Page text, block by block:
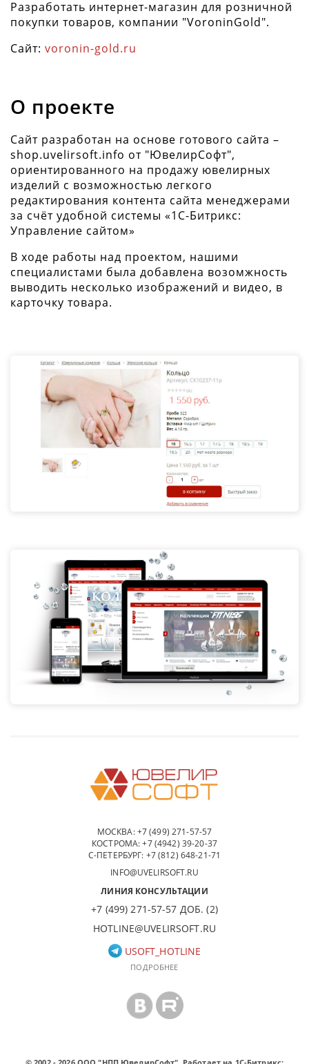
Разработать интернет-магазин для розничной
покупки товаров, компании "VoroninGold".
Сайт: voronin-gold.ru
О проекте
Сайт разработан на основе готового сайта –
shop.uvelirsoft.info от "ЮвелирСофт",
ориентированного на продажу ювелирных
изделий с возможностью легкого
редактирования контента сайта менеджерами
за счёт удобной системы «1С-Битрикс:
Управление сайтом»
В ходе работы над проектом, нашими
специалистами была добавлена возомжность
выводить несколько изображений и видео, в
карточку товара.
ЛИНИЯ КОНСУЛЬТАЦИИ
+7 (499) 271-57-57 ДОБ. (2)
HOTLINE@UVELIRSOFT.RU
USOFT_HOTLINE
ПОДРОБНЕЕ
МОСКВА:+7 (499) 271-57-57
КОСТРОМА:+7 (4942) 39-20-37
С-ПЕТЕРБУРГ: +7 (812) 648-21-71
INFO@UVELIRSOFT.RU